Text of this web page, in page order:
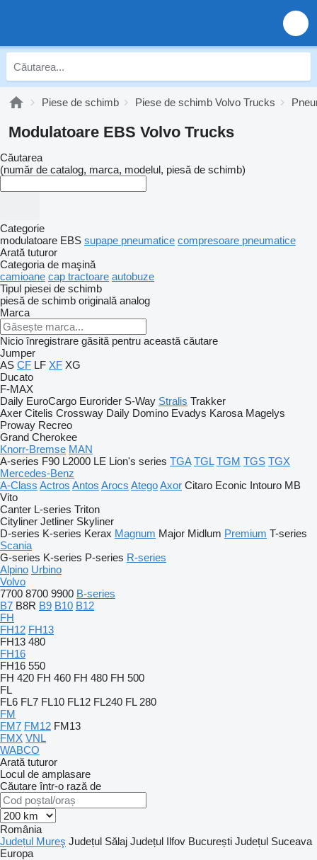
Piese de schimb Piese de schimb Volvo Trucks
Modulatoare EBS Volvo Trucks
Căutarea
(număr de catalog, marca, modelul, piesă de schimb)
Categorie
modulatoare EBS supape pneumatice compresoare pneumatice
Arată tuturor
Categoria de maşină
camioane cap tractoare autobuze
Tipul piesei de schimb
piesă de schimb originală analog
Marca
Nicio înregistrare găsită pentru această căutare
Jumper
AS CF LF XF XG
Ducato
F-MAX
Daily EuroCargo Eurorider S-Way Stralis Trakker
Axer Citelis Crossway Daily Domino Evadys Karosa Magelys
Proway Recreo
Grand Cherokee
Knorr-Bremse MAN
A-series F90 L2000 LE Lion's series TGA TGL TGM TGS TGX
Mercedes-Benz
A-Class Actros Antos Arocs AtegoAxor Citaro Econic Intouro MB
Vito
Canter L-series Triton
Cityliner Jetliner Skyliner
D-series K-series Kerax Magnum Major Midlum Premium T-series
Scania
G-series K-series P-series R-series
Alpino Urbino
Volvo
7700 8700 9900 B-series
B7 B8R B9 B10 B12
FH
FH12 FH13
FH13 480
FH16
FH16 550
FH 420 FH 460 FH 480 FH 500
FL
FL6 FL7 FL10 FL12 FL240 FL 280
FM
FM7 FM12 FM13
FMX VNL
WABCO
Arată tuturor
Locul de amplasare
Căutare într-o rază de
România
Județul Mureş Județul Sălaj Județul Ilfov București Județul Suceava
Europa